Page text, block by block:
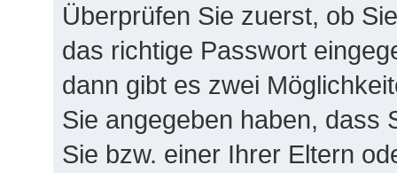
Überprüfen Sie zuerst, ob
das richtige Passwort
dann gibt es zwei
Sie angegeben haben, dass
Sie bzw. einer Ihrer Eltern